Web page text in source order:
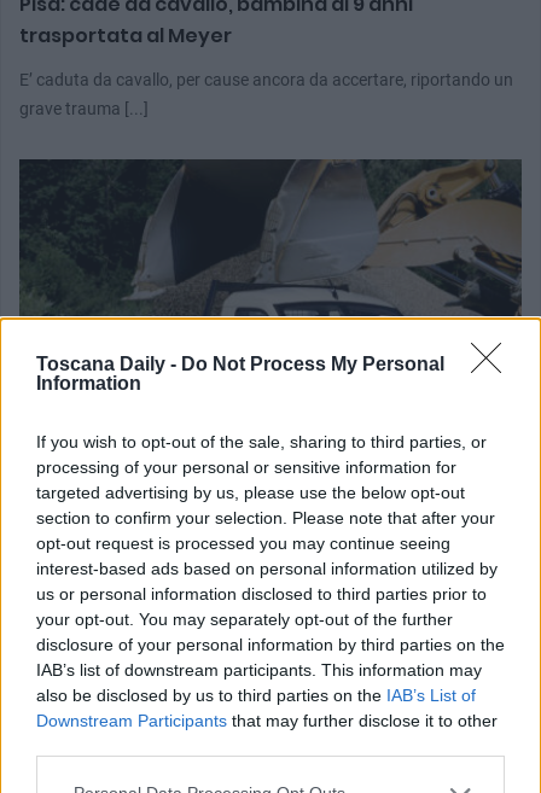
Toscana Daily - Do Not Process My Personal
Information
If you wish to opt-out of the sale, sharing to third parties, or
processing of your personal or sensitive information for
targeted advertising by us, please use the below opt-out
section to confirm your selection. Please note that after your
opt-out request is processed you may continue seeing
interest-based ads based on personal information utilized by
us or personal information disclosed to third parties prior to
your opt-out. You may separately opt-out of the further
disclosure of your personal information by third parties on the
IAB’s list of downstream participants. This information may
also be disclosed by us to third parties on the IAB’s List of
Downstream Participants that may further disclose it to other
trasportata al Meyer
E’ caduta da cavallo, per cause ancora da accertare, riportando un
grave trauma [...]
Il Gruppo Piaggio e Foton Motor Groupestendono
la partnership ai veicoli commerciali leggeri
elettrici
Il CEO di Piaggio & C. S.p.A. (PIA.MI), Michele Colaninno, ed il Vice-
President [...]